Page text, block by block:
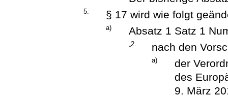
5. § 17 wird wie folgt
a) Absatz 1 Satz 1
„2. nach den
a)
der
des
9. März